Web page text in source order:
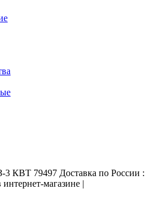
КВТ 79497 Доставка по России :
магазине |